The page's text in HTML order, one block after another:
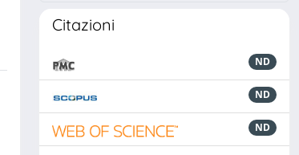
Citazioni
ND
ND
ND